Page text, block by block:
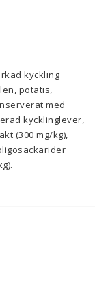
kyckling
potatis,
med
kycklinglever,
(300 mg/kg),